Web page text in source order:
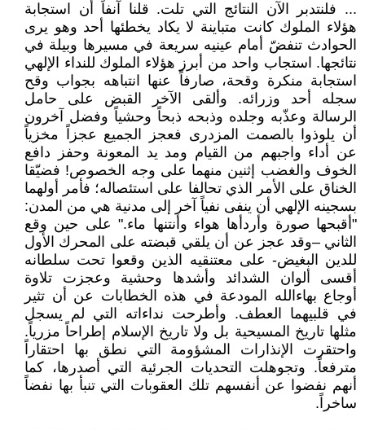
... فلنتدبر الآن النتائج التي تلت. قلنا آنفاً أن استجابة
هؤلاء الملوك كانت متباينة لا يكاد يخطئها أحد وهو يرى
الحوادث تنفضّ أمام عينيه سريعة في مسيرها وبيلة في
نتائجها. استجاب واحد من أبرز هؤلاء الملوك للنداء الإلهي
استجابة منكرة وقحة، صارفاً عنها انتباهه بجواب وقح
سجله أحد وزرائه. وألقى الآخر القبض على حامل
الرسالة وعذّبه وجلده وذبحه ذبحاً وحشياً وفضل آخرون
أن يلوذوا بالصمت المزدرى فعجز الجميع عجزاً مخزياً
عن أداء واجبهم من القيام ومد يد المعونة وحفز دافع
الخوف والغضب إثنين منهما على وجه الخصوص! فضيّقا
الخناق على الأمر الذي تحالفا على استئصاله؛ فأمر أولهما
بسجينه الإلهي أن ينفى نفياً آخر إلى مدنية هي من المدن:
"أقبحها صورة وأردأها هواء وأنتنها ماء." على حين وقع
الثاني –وقد عجز عن أن يلقي قبضته على المحرك الأول
للدين البغيض- على معتنقيه الذين وقعوا تحت سلطانه
أقسى ألوان الشدائد وأشدها وحشية وعجزت تلاوة
أوجاع بهاءالله المودعة في هذه الخطابات عن أن تثير
في قلبيهما العطف. وأطرحت نداءاته التي لم يسجل
مثلها تاريخ المسيحية بل ولا تاريخ الإسلام إطراحاً مزرياً.
واحتقرت الإنذارات المشؤومة التي نطق بها احتقاراً
مترفعاً. وتجوهلت التحديات الجرئية التي أصدرها، كما
أنهم نفضوا عن أنفسهم تلك العقوبات التي تنبأ بها نفضاً
ساخراً.